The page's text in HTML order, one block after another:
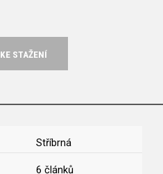
KE STAŽENÍ
Stříbrná
6 článků